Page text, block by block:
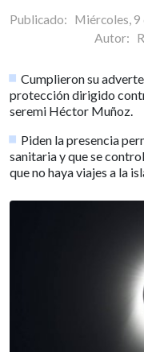
Publicado: Miércoles, 9
Autor:
Cumplieron su
protección dirigido
seremi Héctor Muñoz.
Piden la presencia
sanitaria y que se
que no haya viajes a la